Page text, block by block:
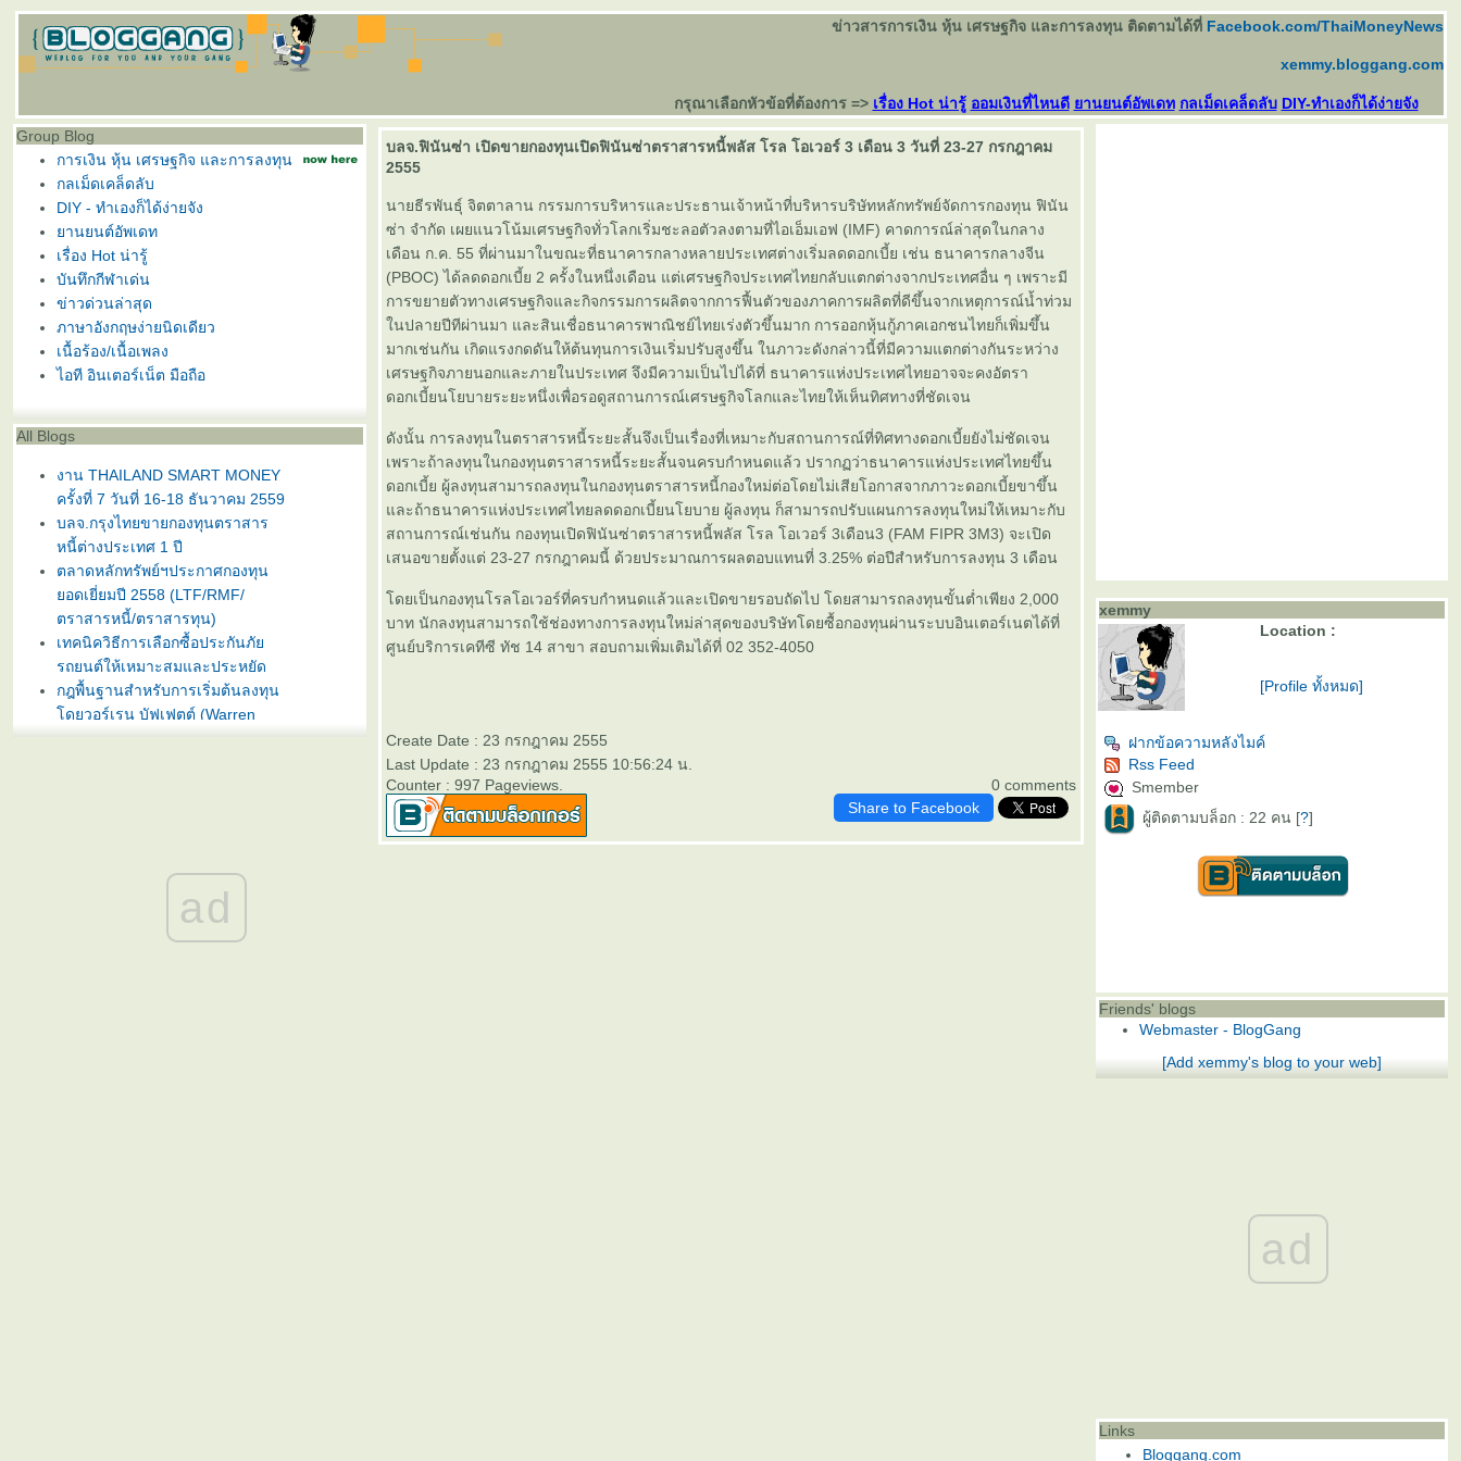
ข่าวสารการเงิน หุ้น เศรษฐกิจ และการลงทุน ติดตามได้ที่ Facebook.com/ThaiMoneyNews
xemmy.bloggang.com
กรุณาเลือกหัวข้อที่ต้องการ => เรื่อง Hot น่ารู้ ออมเงินที่ไหนดี านยนต์อัพเดท กลเม็ดเคล็ดลับ DIY-ทำเองก็ได้ง่ายจัง
Group Blog
การเงิน หุ้น เศรษฐกิจ และการลงทุน
กลเม็ดเคล็ดลับ
DIY - ทำเองก็ได้ง่ายจัง
านยนต์อัพเดท
เรื่อง Hot น่ารู้
บันทึกกีฬาเด่น
ข่าวด่วนล่าสุด
ภาษาอังกฤษง่ายนิดเดียว
เนื้อร้อง/เนื้อเพลง
ไอที อินเตอร์เน็ต มือถือ
All Blogs
งาน THAILAND SMART MONEY
ครั้งที่ 7 วันที่ 16-18 ธันวาคม 2559
บลจ.กรุงไทยขายกองทุนตราสาร
หนี้ต่างประเทศ 1 ปี
ตลาดหลักทรัพย์ฯประกาศกองทุน
อดเยี่ยมปี 2558 (LTF/RMF/
ตราสารหนี้/ตราสารทุน)
เทคนิควิธีการเลือกซื้อประกันภั
รถยนต์ให้เหมาะสมและประหยัด
กฎพื้นฐานสำหรับการเริ่มต้นลงทุน
ดยวอร์เรน บัฟเฟตต์ (Warren
ดอกเบี้ยสูง 3% ต่อปี
บลจ. ทิสโก้ เปิดเสนอขาย “กองทุน
เปิด ทิสโก้ เจแปน อิควิตี้ ทริกเกอร์
8% #2” วันที่ 2- 9 ม.ค. 2557
ad
บลจ.ฟินันซ่า เปิดขายกองทุนเปิดฟินันซ่าตราสารหนี้พลัส โรล โอเวอร์ 3 เดือน 3 วันที่ 23-27 กรกฎาคม
2555
นายธีรพันธุ์ จิตตาลาน กรรมการบริหารและประธานเจ้าหน้าที่บริหารบริษัทหลักทรัพย์จัดการกองทุน ฟินัน
ซ่า จำกัด เผยแนวโน้มเศรษฐกิจทั่วโลกเริ่มชะลอตัวลงตามที่ไอเอ็มเอฟ (IMF) คาดการณ์ล่าสุดในกลาง
เดือน ก.ค. 55 ที่ผ่านมาในขณะที่ธนาคารกลางหลายประเทศต่างเริ่มลดดอกเบี้ย เช่น ธนาคารกลางจีน
(PBOC) ได้ลดดอกเบี้ย 2 ครั้งในหนึ่งเดือน แต่เศรษฐกิจประเทศไทยกลับแตกต่างจากประเทศอื่น ๆ เพราะมี
การขยายตัวทางเศรษฐกิจและกิจกรรมการผลิตจากการฟื้นตัวของภาคการผลิตที่ดีขึ้นจากเหตุการณ์น้ำท่วม
นปลายปีทีผ่านมา และสินเชื่อธนาคารพาณิชย์ไทยเร่งตัวขึ้นมาก การออกหุ้นกู้ภาคเอกชนไทยก็เพิ่มขึ้น
มากเช่นกัน เกิดแรงกดดันให้ต้นทุนการเงินเริ่มปรับสูงขึ้น ในภาวะดังกล่าวนี้ที่มีความแตกต่างกันระหว่าง
เศรษฐกิจภายนอกและภายในประเทศ จึงมีความเป็นไปได้ที่ ธนาคารแห่งประเทศไทยอาจจะคงอัตรา
ดอกเบี้ยนโยบายระยะหนึ่งเพื่อรอดูสถานการณ์เศรษฐกิจโลกและไทยให้เห็นทิศทางที่ชัดเจน
ดังนั้น การลงทุนในตราสารหนี้ระยะสั้นจึงเป็นเรื่องที่เหมาะกับสถานการณ์ที่ทิศทางดอกเบี้ยยังไม่ชัดเจน
เพราะถ้าลงทุนในกองทุนตราสารหนี้ระยะสั้นจนครบกำหนดแล้ว ปรากฏว่าธนาคารแห่งประเทศไทยขึ้น
ดอกเบี้ย ผู้ลงทุนสามารถลงทุนในกองทุนตราสารหนี้กองใหม่ต่อโดยไม่เสียโอกาสจากภาวะดอกเบี้ยขาขึ้น
ละถ้าธนาคารแห่งประเทศไทยลดดอกเบี้ยนโยบาย ผู้ลงทุน ก็สามารถปรับแผนการลงทุนใหม่ให้เหมาะกับ
สถานการณ์เช่นกัน กองทุนเปิดฟินันซ่าตราสารหนี้พลัส โรล โอเวอร์ 3เดือน3 (FAM FIPR 3M3) จะเปิด
เสนอขายตั้งแต่ 23-27 กรกฎาคมนี้ ด้วยประมาณการผลตอบแทนที่ 3.25% ต่อปีสำหรับการลงทุน 3 เดือน
ดยเป็นกองทุนโรลโอเวอร์ที่ครบกำหนดแล้วและเปิดขายรอบถัดไป โดยสามารถลงทุนขั้นต่ำเพียง 2,000
บาท นักลงทุนสามารถใช้ช่องทางการลงทุนใหม่ล่าสุดของบริษัทโดยซื้อกองทุนผ่านระบบอินเตอร์เนตได้ที่
ศูนย์บริการเคทีซี ทัช 14 สาขา สอบถามเพิ่มเติมได้ที่ 02 352-4050
Create Date : 23 กรกฎาคม 2555
Last Update : 23 กรกฎาคม 2555 10:56:24 น.
0 comments
Counter : 997 Pageviews.
Share to Facebook
xemmy
Location :
[Profile ทั้งหมด]
ฝากข้อความหลังไมค์
Rss Feed
Smember
ผู้ติดตามบล็อก : 22 คน [?]
Friends' blogs
Webmaster - BlogGang
[Add xemmy's blog to your web]
ad
Links
Bloggang.com